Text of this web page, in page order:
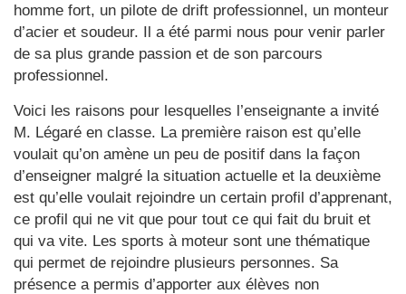
homme fort, un pilote de drift professionnel, un monteur
d’acier et soudeur. Il a été parmi nous pour venir parler
de sa plus grande passion et de son parcours
professionnel.
Voici les raisons pour lesquelles l’enseignante a invité
M. Légaré en classe. La première raison est qu’elle
voulait qu’on amène un peu de positif dans la façon
d’enseigner malgré la situation actuelle et la deuxième
est qu’elle voulait rejoindre un certain profil d’apprenant,
ce profil qui ne vit que pour tout ce qui fait du bruit et
qui va vite. Les sports à moteur sont une thématique
qui permet de rejoindre plusieurs personnes. Sa
présence a permis d’apporter aux élèves non